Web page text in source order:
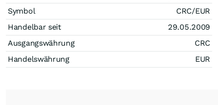
Symbol
CRC/EUR
Handelbar seit
29.05.2009
Ausgangswährung
CRC
Handelswährung
EUR